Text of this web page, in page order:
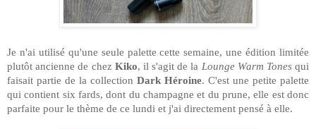
Je n'ai utilisé qu'une seule palette cette semaine, une édition limitée
plutôt ancienne de chez Kiko, il s'agit de la Lounge Warm Tonesqui
faisait partie de la collection Dark Héroine. C'est une petite palette
qui contient six fards, dont du champagne et du prune, elle est donc
parfaite pour le thème de ce lundi et j'ai directement pensé à elle.